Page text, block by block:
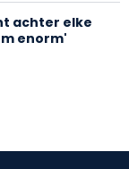
achter elke
enorm'